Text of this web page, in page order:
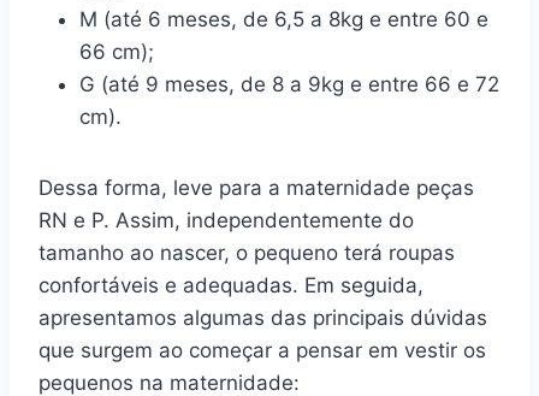
M (até 6 meses, de 6,5 a 8kg e entre 60 e
66 cm);
G (até 9 meses, de 8 a 9kg e entre 66 e 72
cm).
Dessa forma, leve para a maternidade peças
RN e P. Assim, independentemente do
tamanho ao nascer, o pequeno terá roupas
confortáveis e adequadas. Em seguida,
apresentamos algumas das principais dúvidas
que surgem ao começar a pensar em vestir os
pequenos na maternidade: